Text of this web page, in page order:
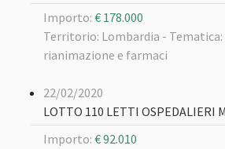
Importo: € 178.000
Territorio: Lombardia -
rianimazione e farmaci
22/02/2020
LOTTO 110 LETTI OSPEDALIERI
Importo: € 92.010